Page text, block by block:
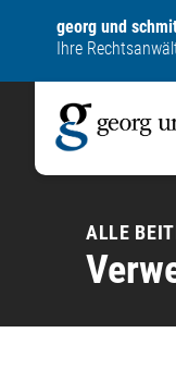
georg und
Ihre
ALLE